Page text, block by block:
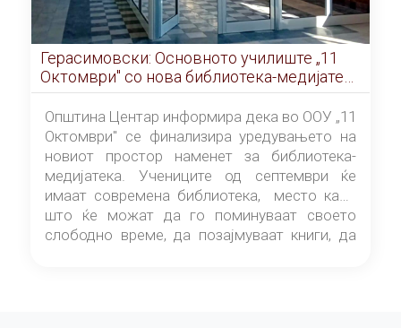
Герасимовски: Основното училиште „11
Октомври" со нова библиотека-медијатека
од септември
Општина Центар информира дека во ООУ „11
Октомври" се финализира уредувањето на
новиот простор наменет за библиотека-
медијатека. Учениците од септември ќе
имаат современа библиотека, место каде
што ќе можат да го поминуваат своето
слободно време, да позајмуваат книги, да